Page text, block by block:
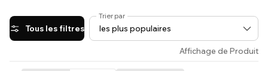
Tous les filtres
Trier par
Affichage de Produit